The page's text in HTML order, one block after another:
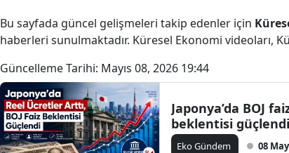
Bu sayfada güncel gelişmeleri takip edenler için
haberleri sunulmaktadır. Küresel Ekonomi videoları,
Güncelleme Tarihi: Mayıs 08, 2026 19:44
Japonya’da BOJ
beklentisi güçlendi
Eko Gündem 08